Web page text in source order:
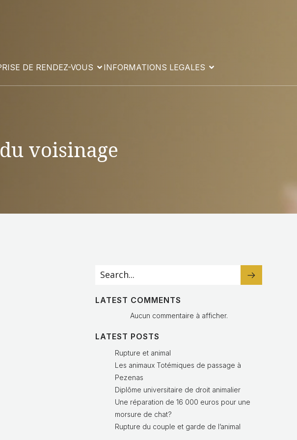
DE RENDEZ-VOUS INFORMATIONS LEGALES
voisinage
LATEST COMMENTS
Aucun commentaire à afficher.
LATEST POSTS
Rupture et animal
Les animaux Totémiques de passage à
Pezenas
Diplôme universitaire de droit animalier
Une réparation de 16 000 euros pour une
morsure de chat?
Rupture du couple et garde de l’animal